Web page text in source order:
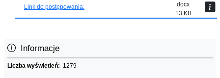
Link do postępowania.
docx
13 KB
Informacje
Liczba wyświetleń: 1279